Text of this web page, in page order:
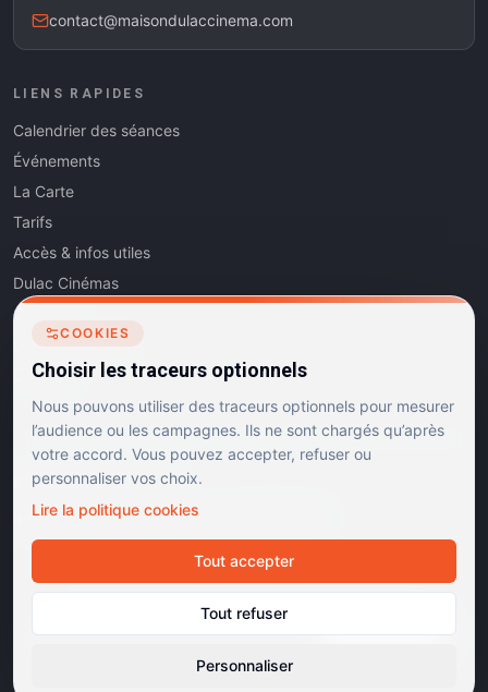
contact@maisondulaccinema.com
LIENS RAPIDES
Calendrier des séances
Événements
La Carte
Tarifs
Accès & infos utiles
Dulac Cinémas
Cinéma5
Les Dits de l'Art
Contact
RÉSEAUX SOCIAUX
Instagram Facebook Linkedin
Dulac Cinémas. Tous droits réservés.
Mentions légalesConfidentialitéCookiesGérer les cookies
Cinémas d'art et d'essai · Labels Europa Cinemas
COOKIES
Choisir les traceurs optionnels
Nous pouvons utiliser des traceurs optionnels pour mesurer
l’audience ou les campagnes. Ils ne sont chargés qu’après
votre accord. Vous pouvez accepter, refuser ou
personnaliser vos choix.
Lire la politique cookies
Tout accepter
Tout refuser
Personnaliser